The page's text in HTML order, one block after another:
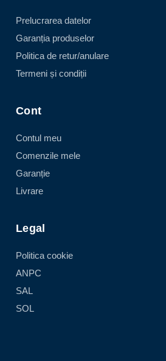
Prelucrarea datelor
Garanția produselor
Politica de retur/anulare
Termeni și condiții
Cont
Contul meu
Comenzile mele
Garanție
Livrare
Legal
Politica cookie
ANPC
SAL
SOL